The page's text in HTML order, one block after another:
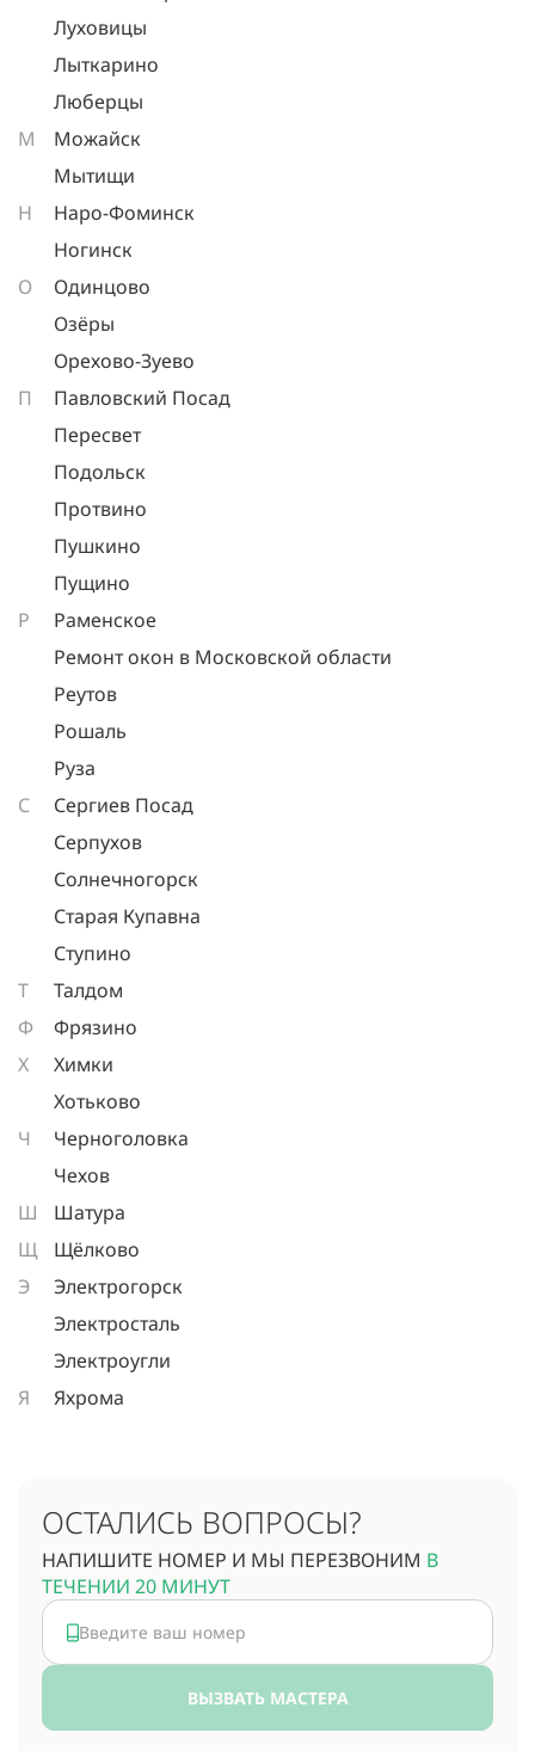
Луховицы
Лыткарино
Люберцы
М
Можайск
Мытищи
Н
Наро-Фоминск
Ногинск
О
Одинцово
Озёры
Орехово-Зуево
П
Павловский Посад
Пересвет
Подольск
Протвино
Пушкино
Пущино
Р
Раменское
Ремонт окон в Московской области
Реутов
Рошаль
Руза
С
Сергиев Посад
Серпухов
Солнечногорск
Старая Купавна
Ступино
Т
Талдом
Ф
Фрязино
Х
Химки
Хотьково
Ч
Черноголовка
Чехов
Ш
Шатура
Щ
Щёлково
Э
Электрогорск
Электросталь
Электроугли
Я
Яхрома
ОСТАЛИСЬ ВОПРОСЫ?
НАПИШИТЕ НОМЕР И МЫ ПЕРЕЗВОНИМ В
ТЕЧЕНИИ 20 МИНУТ
ВЫЗВАТЬ МАСТЕРА